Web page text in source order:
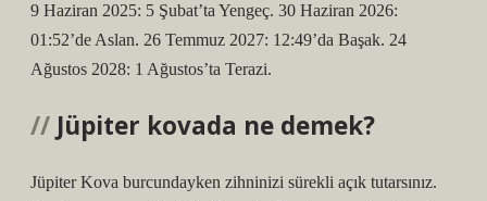
9 Haziran 2025: 5 Şubat’ta Yengeç. 30 Haziran 2026:
01:52’de Aslan. 26 Temmuz 2027: 12:49’da Başak. 24
Ağustos 2028: 1 Ağustos’ta Terazi.
Jüpiter kovada ne demek?
Jüpiter Kova burcundayken zihninizi sürekli açık tutarsınız.